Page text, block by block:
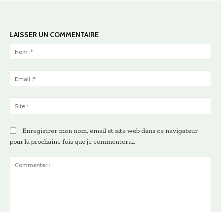
LAISSER UN COMMENTAIRE
Enregistrer mon nom, email et site web dans ce navigateur
pour la prochaine fois que je commenterai.